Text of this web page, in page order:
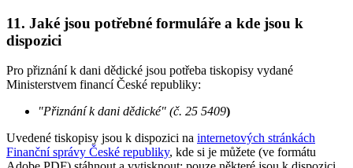
11. Jaké jsou potřebné formuláře a kde jsou k
dispozici
Pro přiznání k dani dědické jsou potřeba tiskopisy vydané
Ministerstvem financí České republiky:
"Přiznání k dani dědické" (č. 25 5409)
Uvedené tiskopisy jsou k dispozici na internetových stránkách
Finanční správy České republiky, kde si je můžete (ve formátu